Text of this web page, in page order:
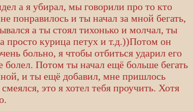
а я убирал, мы говорили про то кто
понравилось и ты начал за мной бегать,
а ты стоял тихонько и молчал, ты
просто курица петух и т.д.))Потом он
больно, я чтобы отбиться ударил его
болел. Потом ты начал ещё больше бегать
и ты ещё добавил, мне пришлось
это я хотел тебя проучить. Хотя